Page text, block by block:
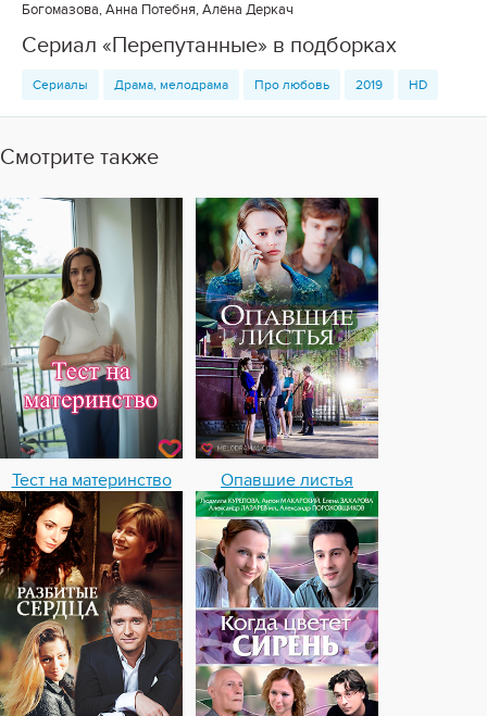
Богомазова, Анна Потебня, Алёна Деркач
Сериал «Перепутанные» в подборках
Сериалы Драма, мелодрама Про любовь 2019 HD
Смотрите также
Тест на материнство Опавшие листья